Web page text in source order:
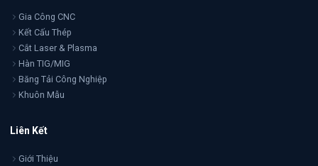
Gia Công CNC
Kết Cấu Thép
Cắt Laser & Plasma
Hàn TIG/MIG
Băng Tải Công Nghiệp
Khuôn Mẫu
Liên Kết
Giới Thiệu